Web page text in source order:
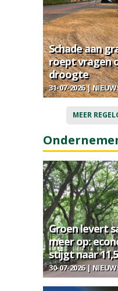
Schade aan
roept vragen
droogte
31-07-2026 |
MEER
Groen levert
meer op:
stijgt naar
30-07-2026 |